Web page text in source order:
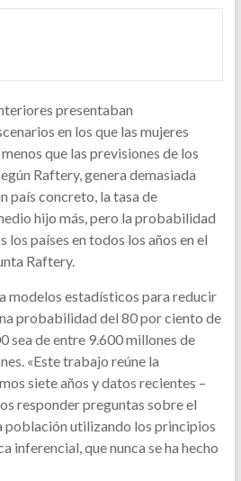
presentaban
en los que las mujeres
que las previsiones de los
Raftery, genera demasiada
país concreto, la tasa de
hijo más, pero la probabilidad
los países en todos los años en el
Raftery.
modelos estadísticos para reducir
probabilidad del 80 por ciento de
sea de entre 9.600 millones de
«Este trabajo reúne la
siete años y datos recientes –
responder preguntas sobre el
utilizando los principios
inferencial, que nunca se ha hecho